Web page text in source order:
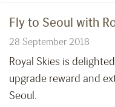
Fly to Seoul with
28 September 2018
Royal Skies is
upgrade reward and
Seoul.